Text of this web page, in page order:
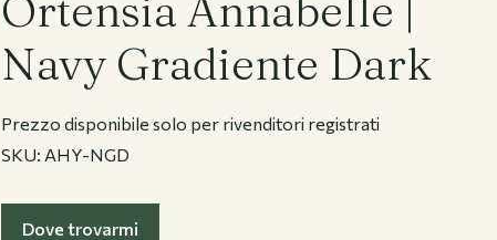
Navy Gradiente Dark
Prezzo disponibile solo per rivenditori registrati
SKU: AHY-NGD
Dove trovarmi